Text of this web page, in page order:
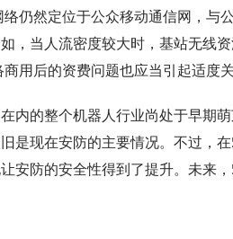
仍然定位于公众移动通信网，与
，当人流密度较大时，基站无线
用后的资费问题也应当引起适度关
内的整个机器人行业尚处于早期
是现在安防的主要情况。不过，
安防的安全性得到了提升。未来